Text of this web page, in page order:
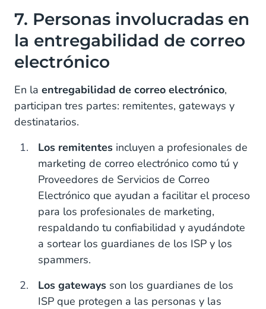
7. Personas involucradas en
la entregabilidad de correo
electrónico
En la entregabilidad de correo electrónico,
participan tres partes: remitentes, gateways y
destinatarios.
Los remitentes incluyen a profesionales de
marketing de correo electrónico como tú y
Proveedores de Servicios de Correo
Electrónico que ayudan a facilitar el proceso
para los profesionales de marketing,
respaldando tu confiabilidad y ayudándote
a sortear los guardianes de los ISP y los
spammers.
Los gateways son los guardianes de los
ISP que protegen a las personas y las